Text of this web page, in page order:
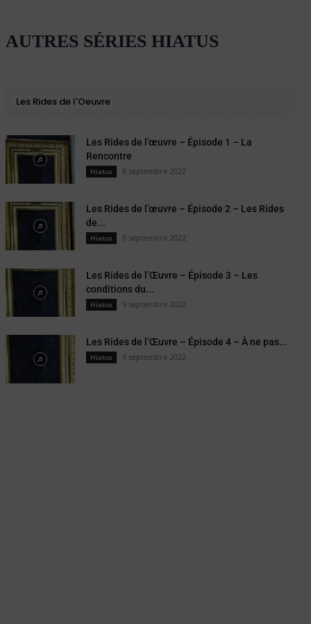
AUTRES SÉRIES HIATUS
Les Rides de l'Oeuvre
Les Rides de l’œuvre – Épisode 1 – La
Rencontre
Hiatus 8 septembre 2022
Les Rides de l’œuvre – Épisode 2 – Les Rides
de...
Hiatus 8 septembre 2022
Les Rides de l’Œuvre – Épisode 3 – Les
conditions du...
Hiatus 9 septembre 2022
Les Rides de l’Œuvre – Épisode 4 – À ne pas...
Hiatus 9 septembre 2022